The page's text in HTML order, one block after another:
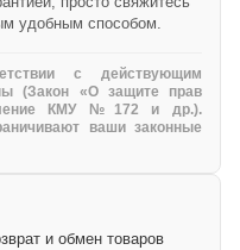
удобным способом.
с действующим
(Закон «О защите прав
КМУ №172 и др.).
ваши законные
и обмен товаров